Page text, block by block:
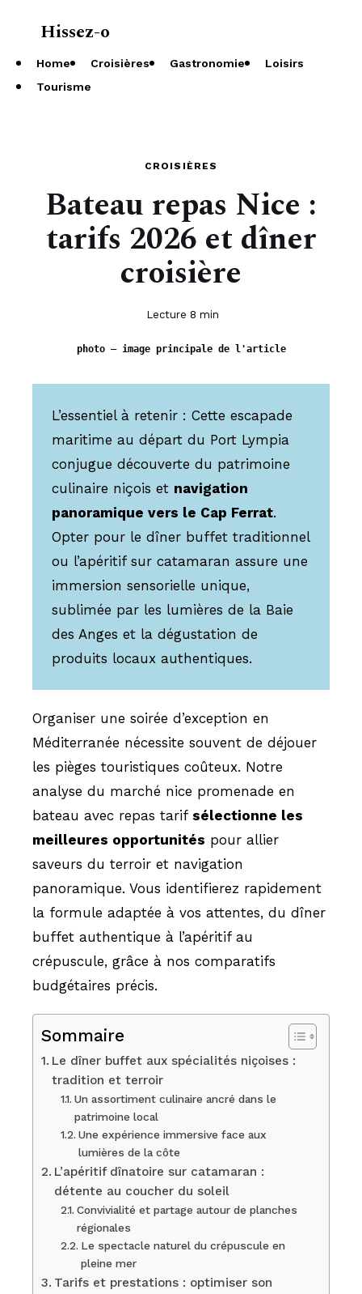
Hissez-o
Home Croisières Gastronomie
Loisirs
Tourisme
CROISIÈRES
Bateau repas Nice :
tarifs 2026 et dîner
croisière
Lecture 8 min
photo — image principale de l'article
L’essentiel à retenir : Cette escapade
maritime au départ du Port Lympia
conjugue découverte du patrimoine
culinaire niçois et navigation
panoramique vers le Cap Ferrat.
Opter pour le dîner buffet traditionnel
ou l’apéritif sur catamaran assure une
immersion sensorielle unique,
sublimée par les lumières de la Baie
des Anges et la dégustation de
produits locaux authentiques.
Organiser une soirée d’exception en
Méditerranée nécessite souvent de déjouer
les pièges touristiques coûteux. Notre
analyse du marché nice promenade en
bateau avec repas tarif sélectionne les
meilleures opportunités pour allier
saveurs du terroir et navigation
panoramique. Vous identifierez rapidement
la formule adaptée à vos attentes, du dîner
buffet authentique à l’apéritif au
crépuscule, grâce à nos comparatifs
budgétaires précis.
Sommaire
Le dîner buffet aux spécialités niçoises :
tradition et terroir
Un assortiment culinaire ancré dans le
patrimoine local
Une expérience immersive face aux
lumières de la côte
L’apéritif dînatoire sur catamaran :
détente au coucher du soleil
Convivialité et partage autour de planches
régionales
Le spectacle naturel du crépuscule en
pleine mer
Tarifs et prestations : optimiser son